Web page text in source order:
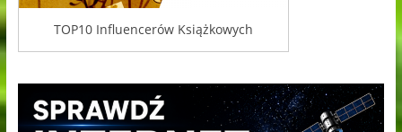
TOP10 Influencerów Książkowych